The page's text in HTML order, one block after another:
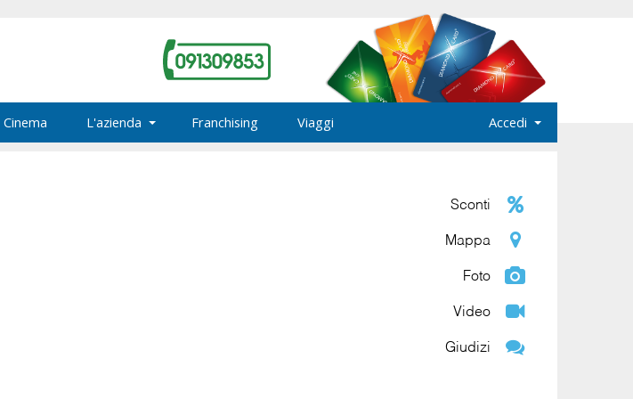
Cinema L'azienda Franchising Viaggi Accedi
Sconti
Mappa
Foto
Video
Giudizi